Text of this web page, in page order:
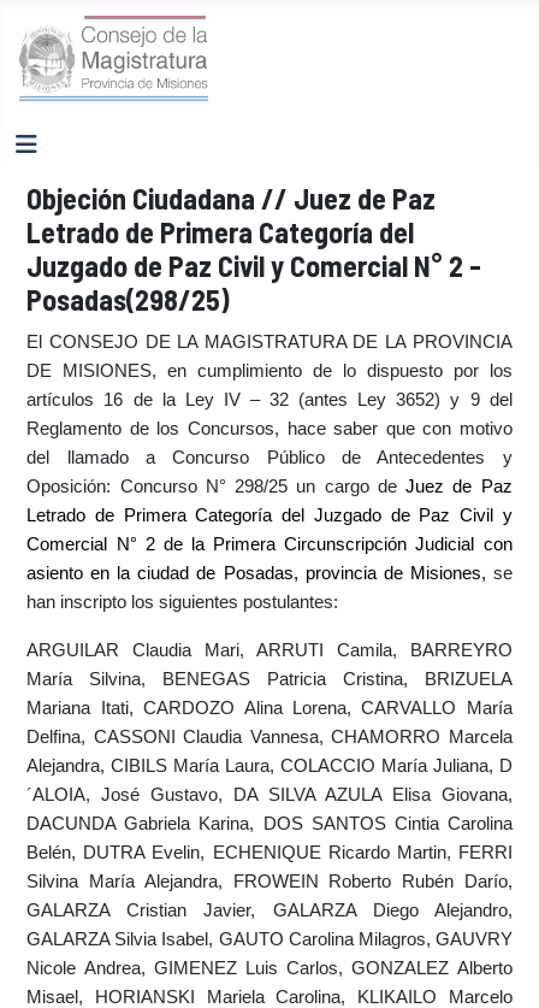
Objeción Ciudadana // Juez de Paz
Letrado de Primera Categoría del
Juzgado de Paz Civil y Comercial N° 2 -
Posadas(298/25)
El CONSEJO DE LA MAGISTRATURA DE LA PROVINCIA
DE MISIONES, en cumplimiento de lo dispuesto por los
artículos 16 de la Ley IV – 32 (antes Ley 3652) y 9 del
Reglamento de los Concursos, hace saber que con motivo
del llamado a Concurso Público de Antecedentes y
Oposición: Concurso N° 298/25 un cargo deJuez de Paz
Letrado de Primera Categoría del Juzgado de Paz Civil y
Comercial N° 2 de la Primera Circunscripción Judicial con
asiento en la ciudad de Posadas, provincia de Misiones, se
han inscripto los siguientes postulantes:
ARGUILAR Claudia Mari, ARRUTI Camila, BARREYRO
María Silvina, BENEGAS Patricia Cristina, BRIZUELA
Mariana Itati, CARDOZO Alina Lorena, CARVALLO María
Delfina, CASSONI Claudia Vannesa, CHAMORRO Marcela
Alejandra, CIBILS María Laura, COLACCIO María Juliana, D
´ALOIA, José Gustavo, DA SILVA AZULA Elisa Giovana,
DACUNDA Gabriela Karina, DOS SANTOS Cintia Carolina
Belén, DUTRA Evelin, ECHENIQUE Ricardo Martin, FERRI
Silvina María Alejandra, FROWEIN Roberto Rubén Darío,
GALARZA Cristian Javier, GALARZA Diego Alejandro,
GALARZA Silvia Isabel, GAUTO Carolina Milagros, GAUVRY
Nicole Andrea, GIMENEZ Luis Carlos, GONZALEZ Alberto
Misael, HORIANSKI Mariela Carolina, KLIKAILO Marcelo